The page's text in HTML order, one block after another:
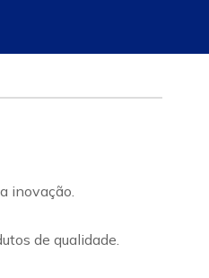
inovação.
de qualidade.